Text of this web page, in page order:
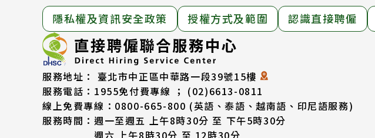
隱私權及資訊安全政策 授權方式及範圍 認識直接聘僱
服務地址： 臺北市中正區中華路一段39號15樓
服務電話： 1955免付費專線 ； (02)6613-0811
線上免費專線：0800-665-800 (英語、泰語、越南語、印尼語服務)
服務時間： 週一至週五 上午8時30分 至 下午5時30分
週六 上午8時30分 至 12時30分